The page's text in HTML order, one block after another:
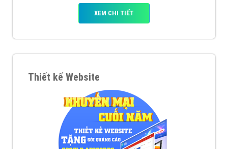
VietAds với đội ngũ chuyên viên tư ấn am hiểu về
chiến dịch quảng cáo Youtube sẽ tư vấn bạn giải pháp